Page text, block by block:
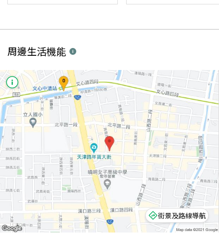
周邊生活機能
街景及路線導航